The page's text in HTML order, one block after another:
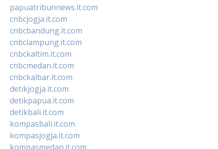
papuatribunnews.it.com
cnbcjogja.it.com
cnbcbandung.it.com
cnbclampung.it.com
cnbckaltim.it.com
cnbcmedan.it.com
cnbckalbar.it.com
detikjogja.it.com
detikpapua.it.com
detikbali.it.com
kompasbali.it.com
kompasjogja.it.com
kompasmedan.it.com